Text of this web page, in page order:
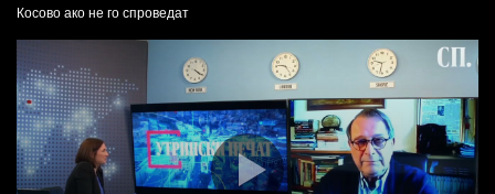
Косово ако не го спроведат